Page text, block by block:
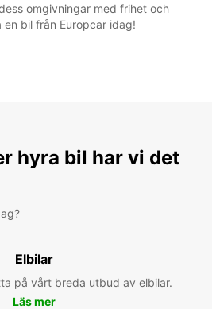
omgivningar med frihet och
bil från Europcar idag!
hyra bil har vi det
Elbilar
på vårt breda utbud av elbilar.
Läs mer